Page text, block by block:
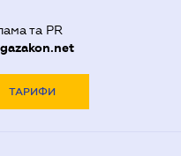
та PR
ТАРИФИ